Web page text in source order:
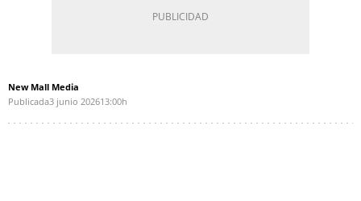
New Mall Media
Publicada3 junio 202613:00h